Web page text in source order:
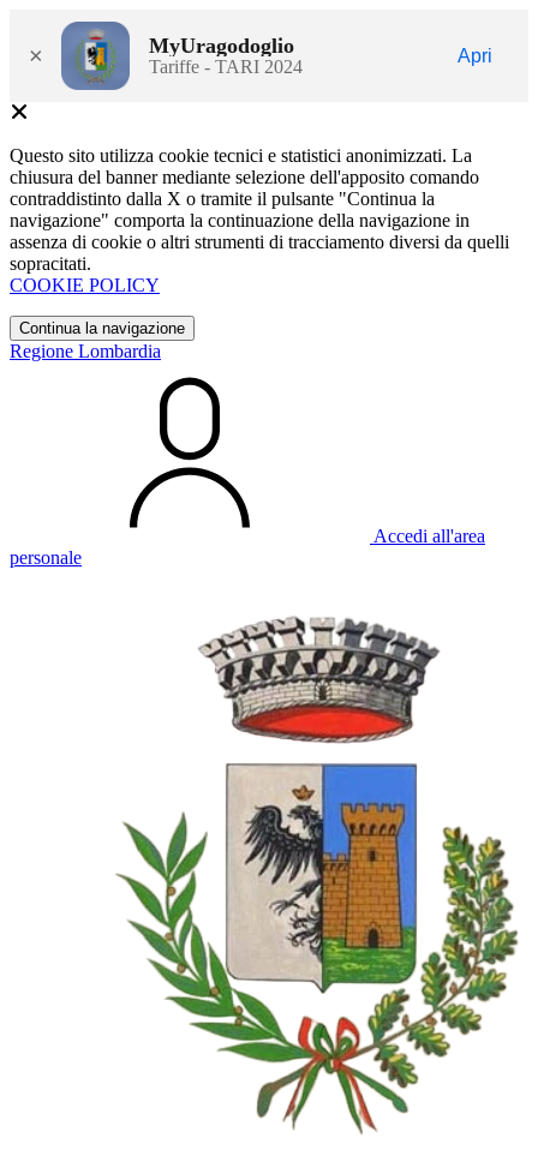
× MyUragodoglio
Tariffe - TARI 2024
Apri
Questo sito utilizza cookie tecnici e statistici anonimizzati. La
chiusura del banner mediante selezione dell'apposito comando
contraddistinto dalla X o tramite il pulsante "Continua la
navigazione" comporta la continuazione della navigazione in
assenza di cookie o altri strumenti di tracciamento diversi da quelli
sopracitati.
COOKIE POLICY
Continua la navigazione
Regione Lombardia
Accedi all'area
personale